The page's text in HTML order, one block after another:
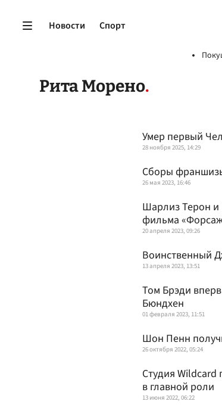
Новости Спорт
Рита Морено
Умер первый
28 ноября 2025, 14:29
Сборы
26 мая 2023, 16:46
Шарлиз Терон и
фильма
20 апреля 2023, 09:26
Воинственный
13 апреля 2023, 13:51
Том Брэди
Бюндхен
01 февраля 2023, 11:51
Шон Пенн
26 октября 2022, 05:24
Студия Wildcard
в главной роли
13 июня 2022, 06:22